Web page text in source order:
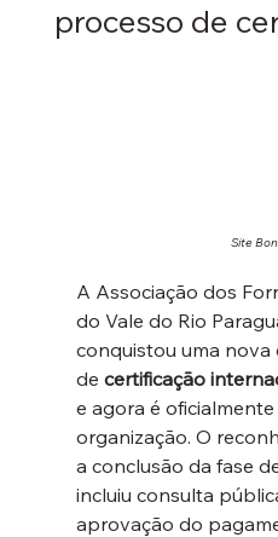
processo de
Site
A Associação dos
do Vale do Rio
conquistou uma
de certificação
e agora é
organização. O
a conclusão da fase
incluiu consulta
aprovação do